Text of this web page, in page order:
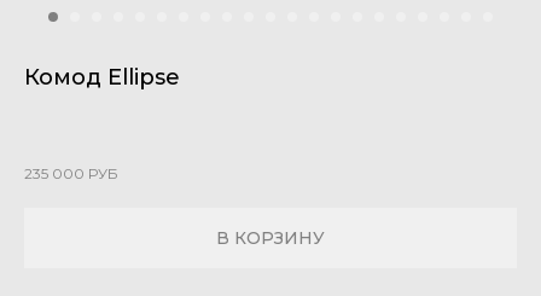
Комод Ellipse
235 000 РУБ
В КОРЗИНУ